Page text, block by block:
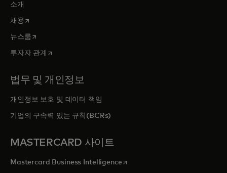
소개
채용새 탭에서 열림
뉴스룸새 탭에서 열림
투자자 관계 새 탭에서 열림
법무 및 개인정보
개인정보 보호 및 데이터 책임
기업의 구속력 있는 규칙(BCRs)
MASTERCARD 사이트
Mastercard Business Intelligence새 탭에서 열림